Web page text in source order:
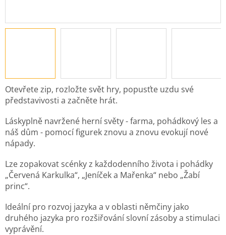
Otevřete zip, rozložte svět hry, popusťte uzdu své
představivosti a začněte hrát.
Láskyplně navržené herní světy - farma, pohádkový les a
náš dům - pomocí figurek znovu a znovu evokují nové
nápady.
Lze zopakovat scénky z každodenního života i pohádky
„Červená Karkulka“, „Jeníček a Mařenka“ nebo „Žabí
princ“.
Ideální pro rozvoj jazyka a v oblasti němčiny jako
druhého jazyka pro rozšiřování slovní zásoby a stimulaci
vyprávění.